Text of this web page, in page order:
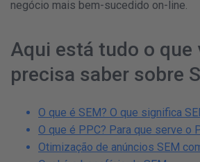
negócio mais bem-sucedido on-line.
Aqui está tudo o que
precisa saber sobre
O que é SEM? O que significa
O que é PPC? Para que serve o
Otimização de anúncios SEM